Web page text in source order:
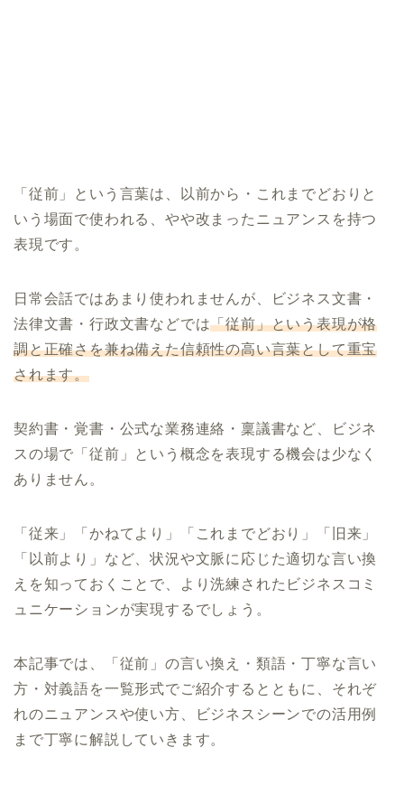
「従前」という言葉は、以前から・これまでどおりと
いう場面で使われる、やや改まったニュアンスを持つ
表現です。
日常会話ではあまり使われませんが、ビジネス文書・
法律文書・行政文書などでは「従前」という表現が格
調と正確さを兼ね備えた信頼性の高い言葉として重宝
されます。
契約書・覚書・公式な業務連絡・稟議書など、ビジネ
スの場で「従前」という概念を表現する機会は少なく
ありません。
「従来」「かねてより」「これまでどおり」「旧来」
「以前より」など、状況や文脈に応じた適切な言い換
えを知っておくことで、より洗練されたビジネスコミ
ュニケーションが実現するでしょう。
本記事では、「従前」の言い換え・類語・丁寧な言い
方・対義語を一覧形式でご紹介するとともに、それぞ
れのニュアンスや使い方、ビジネスシーンでの活用例
まで丁寧に解説していきます。